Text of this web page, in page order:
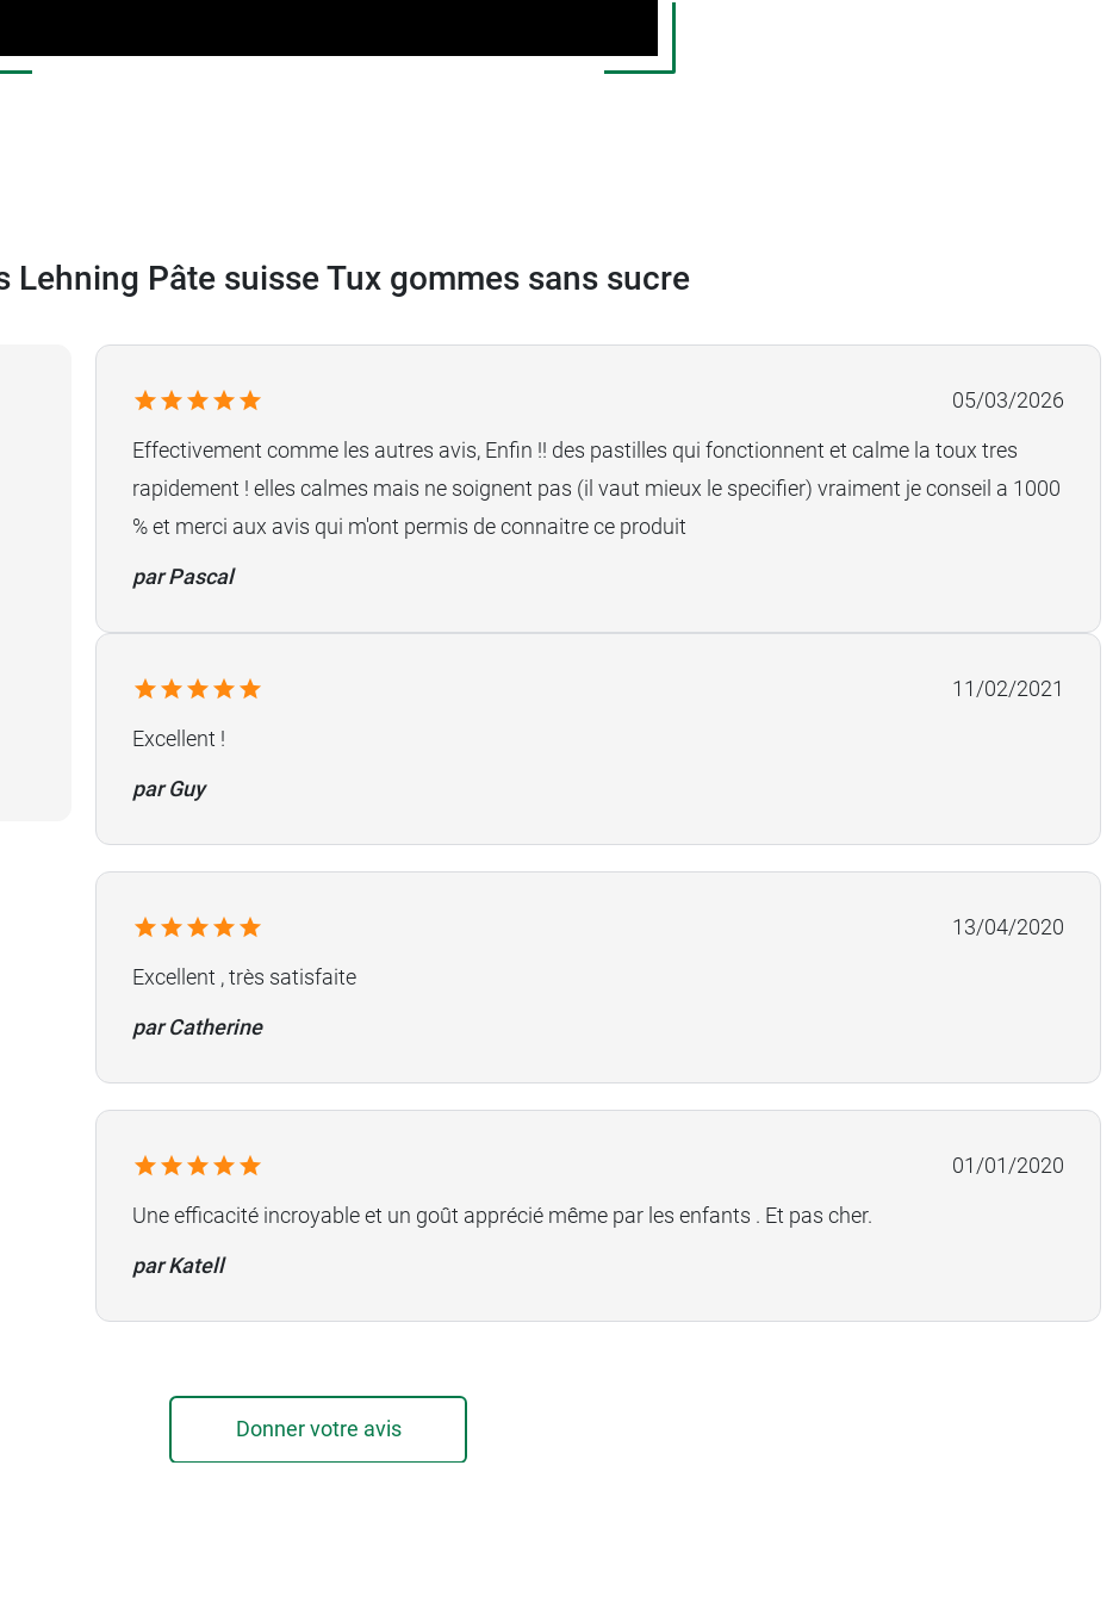
Lehning Pâte suisse Tux gommes sans sucre
05/03/2026
Effectivement comme les autres avis, Enfin !! des pastilles qui fonctionnent et calme la toux tres
rapidement ! elles calmes mais ne soignent pas (il vaut mieux le specifier) vraiment je conseil a 1000
% et merci aux avis qui m'ont permis de connaitre ce produit
par Pascal
11/02/2021
Excellent !
par Guy
13/04/2020
Excellent , très satisfaite
par Catherine
01/01/2020
Une efficacité incroyable et un goût apprécié même par les enfants . Et pas cher.
par Katell
Donner votre avis